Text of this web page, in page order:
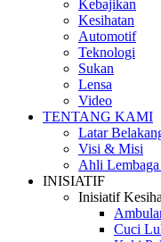
Kebajikan
Kesihatan
Automotif
Teknologi
Sukan
Lensa
Video
TENTANG KAMI
Latar
Visi & Misi
Ahli Lembaga
INISIATIF
Inisiatif
Cuci